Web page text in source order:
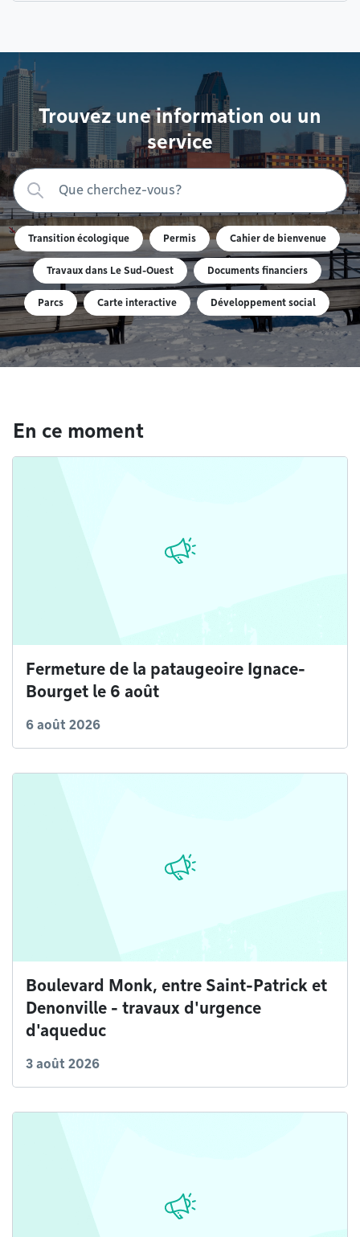
Trouvez une information ou un
service
Transition écologique Permis Cahier de bienvenue
Travaux dans Le Sud-Ouest Documents financiers
Parcs Carte interactive Développement social
En ce moment
Fermeture de la pataugeoire Ignace-
Bourget le 6 août
6 août 2026
Boulevard Monk, entre Saint-Patrick et
Denonville - travaux d'urgence
d'aqueduc
3 août 2026